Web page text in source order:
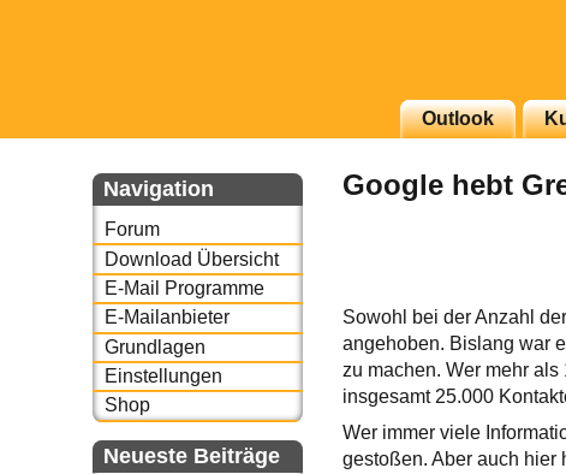
Outlook
Navigation
Forum
Download Übersicht
E-Mail Programme
E-Mailanbieter
Grundlagen
Einstellungen
Shop
Neueste Beiträge
Google hebt
Sowohl bei der Anzahl
angehoben. Bislang war
zu machen. Wer mehr
insgesamt 25.000
Wer immer viele
gestoßen. Aber auch hier
Newsletter
Email für Sie
oder auch